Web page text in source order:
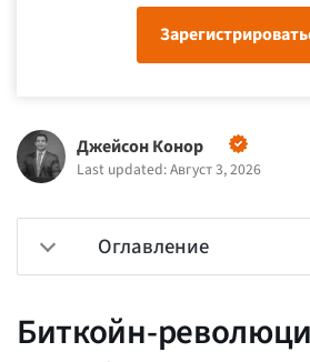
Джейсон Конор
Last updated: Август 3, 2026
Оглавление
Биткойн-